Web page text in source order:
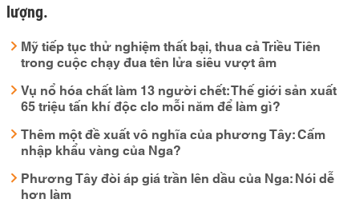
lượng.
Mỹ tiếp tục thử nghiệm thất bại, thua cả Triều Tiên
trong cuộc chạy đua tên lửa siêu vượt âm
Vụ nổ hóa chất làm 13 người chết: Thế giới sản xuất
65 triệu tấn khí độc clo mỗi năm để làm gì?
Thêm một đề xuất vô nghĩa của phương Tây: Cấm
nhập khẩu vàng của Nga?
Phương Tây đòi áp giá trần lên dầu của Nga: Nói dễ
hơn làm